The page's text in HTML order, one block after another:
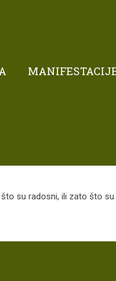
su radosni, ili zato što